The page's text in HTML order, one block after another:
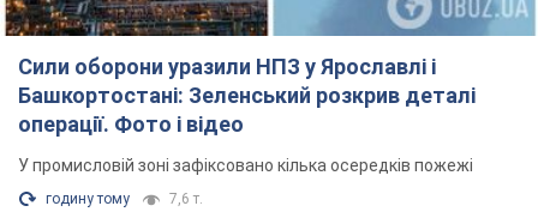
Сили оборони уразили НПЗ у Ярославлі і
Башкортостані: Зеленський розкрив деталі
операції. Фото і відео
У промисловій зоні зафіксовано кілька осередків пожежі
годину тому 7,6 т.